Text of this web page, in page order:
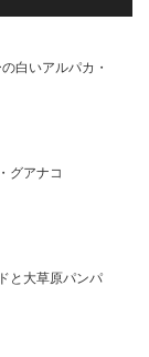
白いアルパカ・
グアナコ
と大草原パンパ